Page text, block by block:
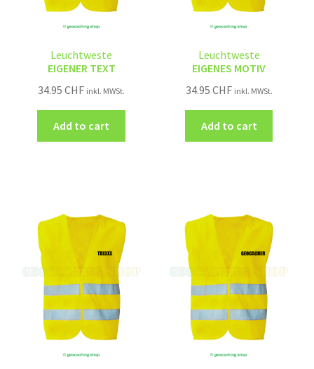
Leuchtweste
EIGENER TEXT
34.95CHF inkl. MWSt.
Add to cart
Leuchtweste
EIGENES MOTIV
34.95 CHF inkl. MWSt.
Add to cart